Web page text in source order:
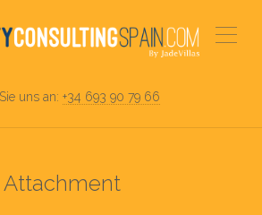
uns an: +34 693 90 79 66
Attachment